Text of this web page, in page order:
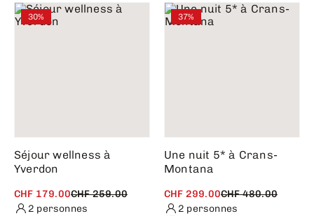
30%
Séjour wellness à
Yverdon
CHF 179.00CHF 259.00
2 personnes
37%
Une nuit 5* à Crans-
Montana
CHF 299.00CHF 480.00
2 personnes